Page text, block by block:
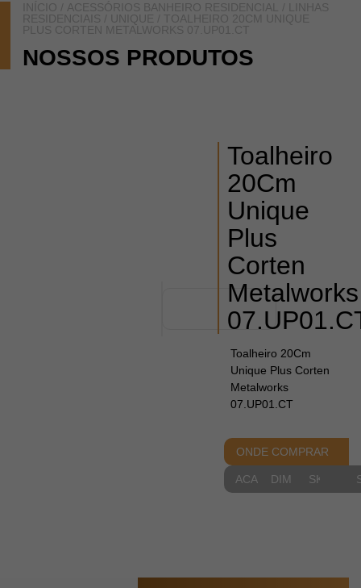
INÍCIO / ACESSÓRIOS BANHEIRO RESIDENCIAL /
LINHAS
RESIDENCIAIS / UNIQUE / TOALHEIRO 20CM UNIQUE
PLUS CORTEN METALWORKS 07.UP01.CT
NOSSOS PRODUTOS
Toalheiro
20Cm
Unique
Plus
Corten
Metalworks
Toalheiro 20Cm
Unique Plus Corten
Metalworks
07.UP01.CT
ONDE COMPRAR
ACABAMENTOS
DIMENSIONAIS